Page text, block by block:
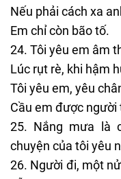
Nếu phải cách xa
Em chỉ còn bão tố.
Tôi yêu em âm
Lúc rụt rè, khi hậm
Tôi yêu em, yêu
Cầu em được
Nắng mưa là
chuyện của tôi yêu
Người đi, một